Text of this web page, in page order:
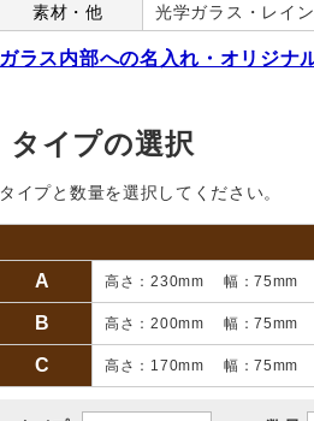
素材・他
光学ガラス・レイ
ガラス内部への名入れ・オリジナ
タイプの選択
タイプと数量を選択してください。
A 高さ：230mm 幅：
B 高さ：200mm 幅：
C 高さ：170mm 幅：